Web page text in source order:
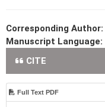
Corresponding Author:
Manuscript Language:
CITE
Full Text PDF